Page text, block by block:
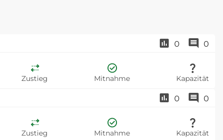
0 0
Zustieg
Mitnahme Kapazität
0 0
Zustieg
Mitnahme Kapazität